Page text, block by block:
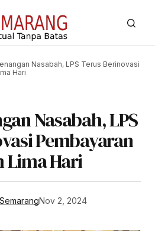
Nasabah, LPS Terus Berinovasi
Hari
Nasabah, LPS
Pembayaran
Lima Hari
Nov 2, 2024